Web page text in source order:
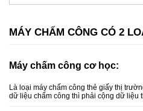
MÁY CHẤM CÔNG CÓ 2
Máy chấm công cơ học:
Là loại máy chấm công thẻ giấy thị
dữ liệu chấm công thì phải cộng dữ liệu